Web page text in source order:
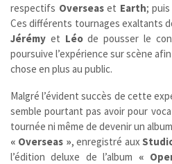
respectifs Overseaset Earth;
Ces différents tournages exaltants
Jérémy et Léode pousser le
poursuive l’expérience sur scène
chose en plus au public.
Malgré l’évident succès de cette
semble pourtant pas avoir pour
tournée ni même de devenir un
« Overseas », enregistré aux
l’édition deluxe de l’album «